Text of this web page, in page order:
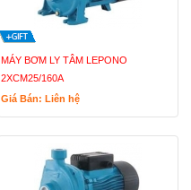
MÁY BƠM LY TÂM LEPONO
2XCM25/160A
Giá Bán: Liên hệ